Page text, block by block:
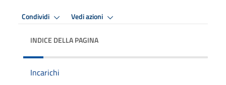
Condividi Vedi azioni
INDICE DELLA PAGINA
Incarichi